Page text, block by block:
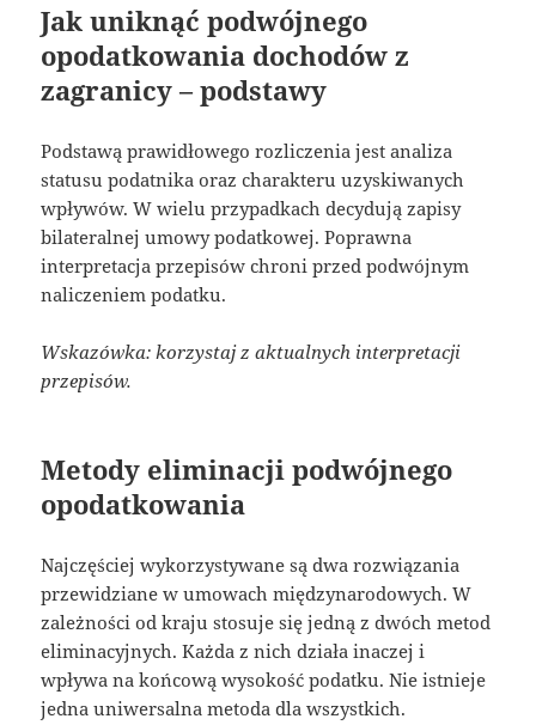
Jak uniknąć podwójnego
opodatkowania dochodów z
zagranicy – podstawy
Podstawą prawidłowego rozliczenia jest analiza
statusu podatnika oraz charakteru uzyskiwanych
wpływów. W wielu przypadkach decydują zapisy
bilateralnej umowy podatkowej. Poprawna
interpretacja przepisów chroni przed podwójnym
naliczeniem podatku.
Wskazówka: korzystaj z aktualnych interpretacji
przepisów.
Metody eliminacji podwójnego
opodatkowania
Najczęściej wykorzystywane są dwa rozwiązania
przewidziane w umowach międzynarodowych. W
zależności od kraju stosuje się jedną z dwóch metod
eliminacyjnych. Każda z nich działa inaczej i
wpływa na końcową wysokość podatku. Nie istnieje
jedna uniwersalna metoda dla wszystkich.